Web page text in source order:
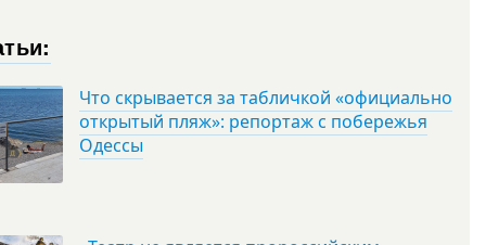
Что скрывается за табличкой «официально
открытый пляж»: репортаж с побережья
Одессы